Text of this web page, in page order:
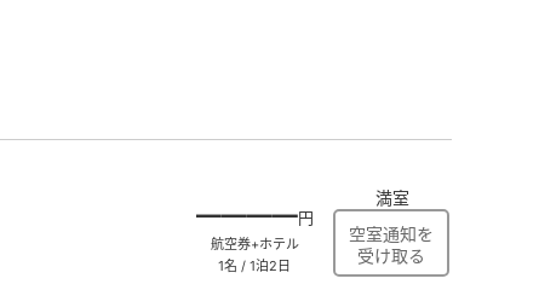
――――円
航空券+ホテル
1名 / 1泊2日
満室